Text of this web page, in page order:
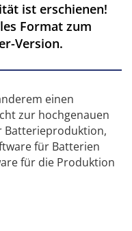
ist erschienen!
Format zum
Version.
einen
zur hochgenauen
Batterieproduktion,
für Batterien
für die Produktion